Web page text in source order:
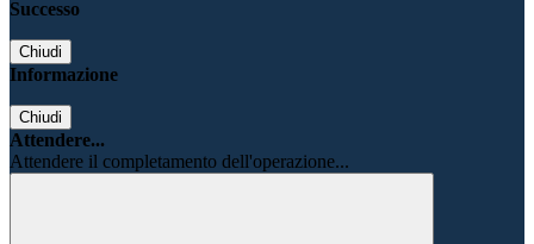
Successo
Chiudi
Informazione
Chiudi
Attendere...
Attendere il completamento dell'operazione...